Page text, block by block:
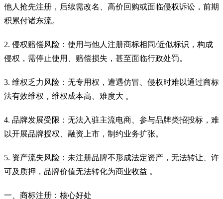
他人抢先注册，后续需改名、高价回购或面临侵权诉讼，前期
积累付诸东流。
2. 侵权赔偿风险：使用与他人注册商标相同/近似标识，构成
侵权，需停止使用、赔偿损失，甚至面临行政处罚。
3. 维权乏力风险：无专用权，遭遇仿冒、侵权时难以通过商标
法有效维权，维权成本高、难度大 。
4. 品牌发展受限：无法入驻主流电商、参与品牌类招投标，难
以开展品牌授权、融资上市，制约业务扩张。
5. 资产流失风险：未注册品牌不形成法定资产，无法转让、许
可及质押，品牌价值无法转化为商业收益 。
一、商标注册：核心好处